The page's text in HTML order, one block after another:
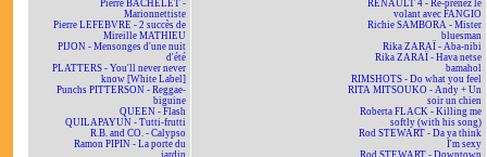
Pierre BACHELET -
Marionnettiste
Pierre LEFEBVRE - 2 succès de
Mireille MATHIEU
PIJON - Mensonges d'une nuit
d'été
PLATTERS - You'll never never
know [White Label]
Punchs PITTERSON - Reggae-
biguine
QUEEN - Flash
QUILAPAYUN - Tutti-frutti
R.B. and CO. - Calypso
Ramon PIPIN - La porte du
jardin
RENAULT 4 - Re-prenez le
volant avec FANGIO
Richie SAMBORA - Mister
bluesman
Rika ZARAÏ - Aba-nibi
Rika ZARAÏ - Hava netse
bamahol
RIMSHOTS - Do what you feel
RITA MITSOUKO - Andy + Un
soir un chien
Roberta FLACK - Killing me
softly (with his song)
Rod STEWART - Da ya think
I'm sexy
Rod STEWART - Downtown